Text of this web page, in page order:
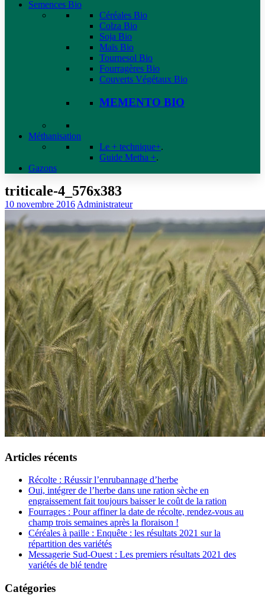
Semences Bio
Céréales Bio
Colza Bio
Soja Bio
Maïs Bio
Tournesol Bio
Fourragères Bio
Couverts Végétaux Bio
MEMENTO BIO
Méthanisation
Le + technique+.
Guide Metha +.
Gazons
triticale-4_576x383
10 novembre 2016 Administrateur
Articles récents
Récolte : Réussir l’enrubannage d’herbe
Oui, intégrer de l’herbe dans une ration sèche en
engraissement fait toujours baisser le coût de la ration
Fourrages : Pour affiner la date de récolte, rendez-vous au
champ trois semaines après la floraison !
Céréales à paille : Enquête : les résultats 2021 sur la
répartition des variétés
Messagerie Sud-Ouest : Les premiers résultats 2021 des
variétés de blé tendre
Catégories